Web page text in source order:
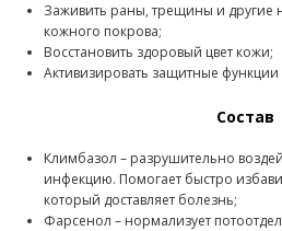
Заживить раны, трещины и другие
кожного покрова;
Восстановить здоровый цвет кожи;
Активизировать защитные
Состав
Климбазол – разрушительно
инфекцию. Помогает быстро
который доставляет болезнь;
Фарсенол – нормализует